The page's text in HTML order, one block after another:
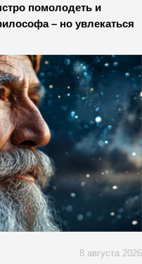
помолодеть и
– но увлекаться
8 августа 2026